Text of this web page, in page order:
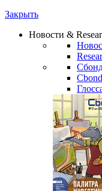
Закрыть
Новости &